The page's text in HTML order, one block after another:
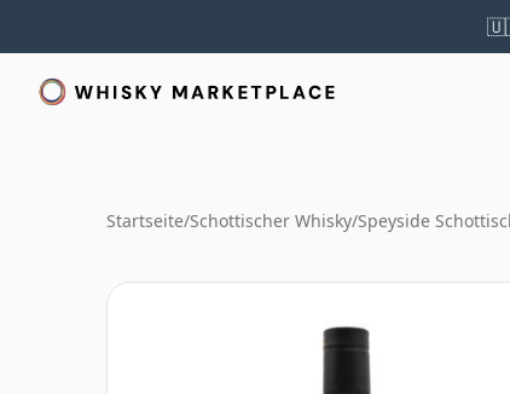
Startseite/Schottischer Whisky/Speyside